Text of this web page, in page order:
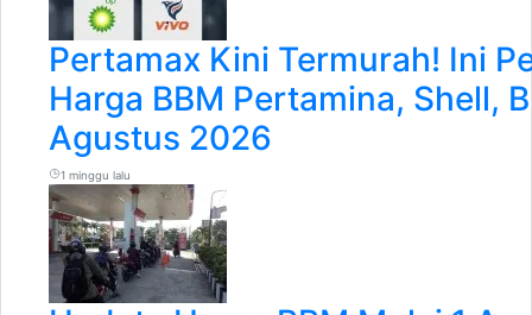
Pertamax Kini Termurah! Ini
Harga BBM Pertamina, Shell,
Agustus 2026
1 minggu lalu